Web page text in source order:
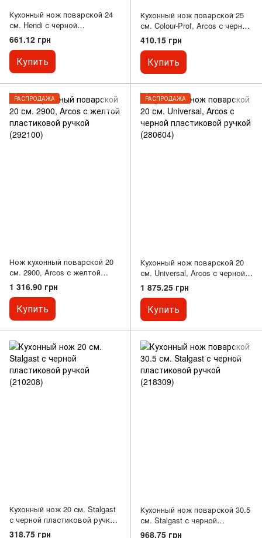
Кухонный нож поварской 24
см. Hendi с черной
пластиковой ручкой (842706)
661.12 грн
Купить
Кухонный нож поварской 25
см. Colour-Prof, Arcos с черной
пластиковой ручкой (241100)
410.15 грн
Купить
РАСПРОДАЖА
Нож кухонный поварской 20
см. 2900, Arcos с желтой
пластиковой ручкой (292100)
1 316.90 грн
Купить
РАСПРОДАЖА
Кухонный нож поварской 20
см. Universal, Arcos с черной
пластиковой ручкой (280604)
1 875.25 грн
Купить
Кухонный нож 20 см. Stalgast
с черной пластиковой ручкой
(210208)
318.75 грн
Кухонный нож поварской 30.5
см. Stalgast с черной
пластиковой ручкой (218309)
968.75 грн